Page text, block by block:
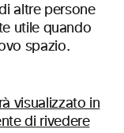
altre persone
utile quando
spazio.